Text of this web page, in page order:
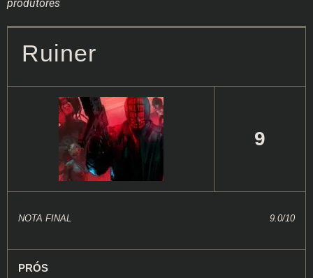
produtores
Ruiner
9
NOTA FINAL 9.0/10
PRÓS